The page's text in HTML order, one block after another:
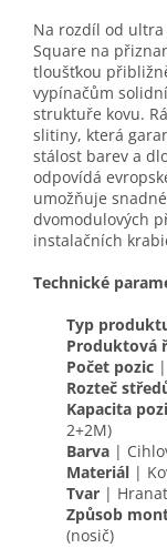
Na rozdíl od
Square na
tloušťkou
vypínačům
struktuře kovu.
slitiny, která
stálost barev a
odpovídá
umožňuje
dvomodulových
instalačních
Technické
Typ
Produktová
Počet pozic
Rozteč
Kapacita
2+2M)
Barva |
Materiál |
Tvar |
Způsob
(nosič)